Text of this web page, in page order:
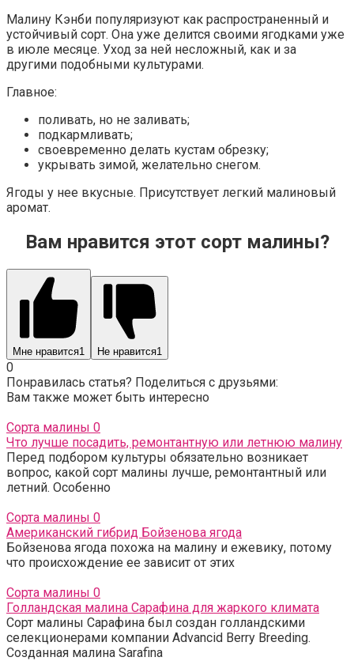
Малину Кэнби популяризуют как распространенный и
устойчивый сорт. Она уже делится своими ягодками уже
в июле месяце. Уход за ней несложный, как и за
другими подобными культурами.
Главное:
поливать, но не заливать;
подкармливать;
своевременно делать кустам обрезку;
укрывать зимой, желательно снегом.
Ягоды у нее вкусные. Присутствует легкий малиновый
аромат.
Вам нравится этот сорт малины?
Мне нравится1 Не нравится1
0
Понравилась статья? Поделиться с друзьями:
Вам также может быть интересно
Сорта малины 0
Что лучше посадить, ремонтантную или летнюю малину
Перед подбором культуры обязательно возникает
вопрос, какой сорт малины лучше, ремонтантный или
летний. Особенно
Сорта малины 0
Американский гибрид Бойзенова ягода
Бойзенова ягода похожа на малину и ежевику, потому
что происхождение ее зависит от этих
Сорта малины 0
Голландская малина Сарафина для жаркого климата
Сорт малины Сарафина был создан голландскими
селекционерами компании Advancid Berry Breeding.
Созданная малина Sarafina